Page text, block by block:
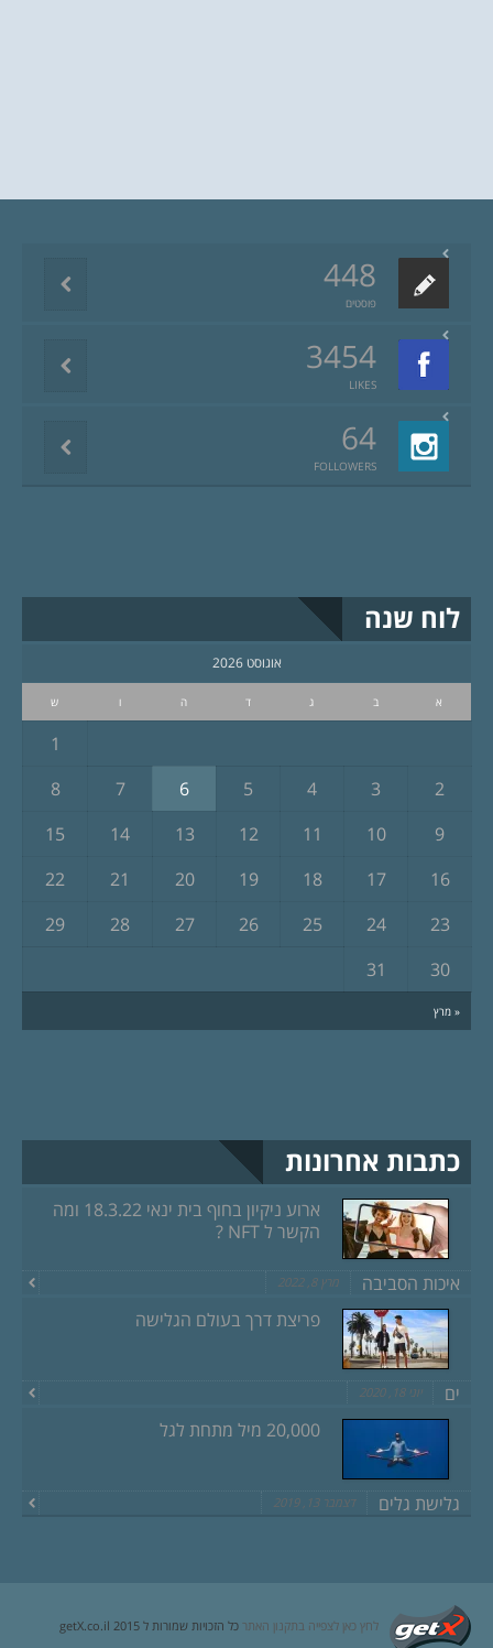
448
פוסטים
3454
LIKES
64
FOLLOWERS
לוח שנה
אוגוסט 2026
א ב ג ד ה ו ש
« מרץ
1
2
3
4
5
6
7
8
9
10
11
12
13
14
15
16
17
18
19
20
21
22
23
24
25
26
27
28
29
30
31
כתבות אחרונות
ארוע ניקיון בחוף בית ינאי 18.3.22 ומה
הקשר ל NFT ?
איכות הסביבה מרץ 8, 2022
פריצת דרך בעולם הגלישה
ים יוני 18, 2020
20,000 מיל מתחת לגל
גלישת גלים דצמבר 13, 2019
לחץ כאן לצפייה בתקנון האתר כל הזכויות שמורות ל getX.co.il 2015